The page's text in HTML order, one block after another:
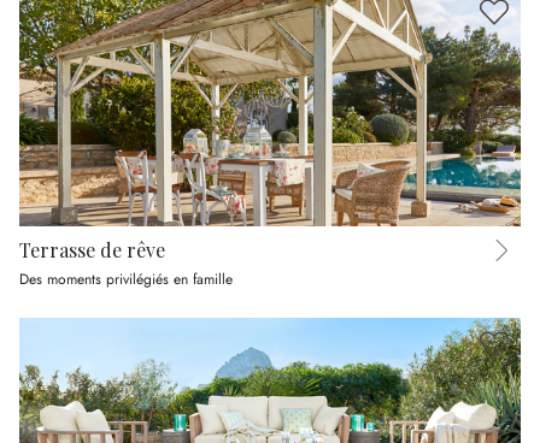
Terrasse de rêve
Des moments privilégiés en famille